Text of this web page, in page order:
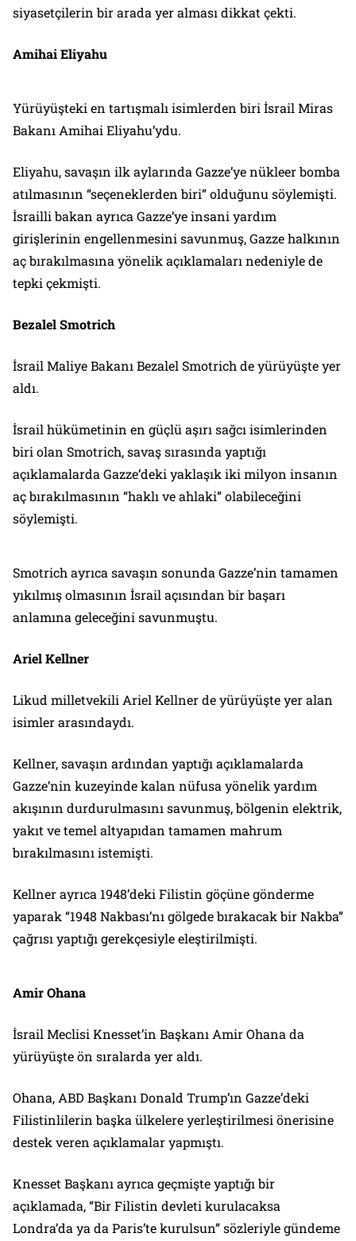
siyasetçilerin bir arada yer alması dikkat çekti.
Amihai Eliyahu
Yürüyüşteki en tartışmalı isimlerden biri İsrail Miras
Bakanı Amihai Eliyahu’ydu.
Eliyahu, savaşın ilk aylarında Gazze’ye nükleer bomba
atılmasının “seçeneklerden biri” olduğunu söylemişti.
İsrailli bakan ayrıca Gazze’ye insani yardım
girişlerinin engellenmesini savunmuş, Gazze halkının
aç bırakılmasına yönelik açıklamaları nedeniyle de
tepki çekmişti.
Bezalel Smotrich
İsrail Maliye Bakanı Bezalel Smotrich de yürüyüşte yer
aldı.
İsrail hükümetinin en güçlü aşırı sağcı isimlerinden
biri olan Smotrich, savaş sırasında yaptığı
açıklamalarda Gazze’deki yaklaşık iki milyon insanın
aç bırakılmasının “haklı ve ahlaki” olabileceğini
söylemişti.
Smotrich ayrıca savaşın sonunda Gazze’nin tamamen
yıkılmış olmasının İsrail açısından bir başarı
anlamına geleceğini savunmuştu.
Ariel Kellner
Likud milletvekili Ariel Kellner de yürüyüşte yer alan
isimler arasındaydı.
Kellner, savaşın ardından yaptığı açıklamalarda
Gazze’nin kuzeyinde kalan nüfusa yönelik yardım
akışının durdurulmasını savunmuş, bölgenin elektrik,
yakıt ve temel altyapıdan tamamen mahrum
bırakılmasını istemişti.
Kellner ayrıca 1948’deki Filistin göçüne gönderme
yaparak “1948 Nakbası’nı gölgede bırakacak bir Nakba”
çağrısı yaptığı gerekçesiyle eleştirilmişti.
Amir Ohana
İsrail Meclisi Knesset’in Başkanı Amir Ohana da
yürüyüşte ön sıralarda yer aldı.
Ohana, ABD Başkanı Donald Trump’ın Gazze’deki
Filistinlilerin başka ülkelere yerleştirilmesi önerisine
destek veren açıklamalar yapmıştı.
Knesset Başkanı ayrıca geçmişte yaptığı bir
açıklamada, “Bir Filistin devleti kurulacaksa
Londra’da ya da Paris’te kurulsun” sözleriyle gündeme